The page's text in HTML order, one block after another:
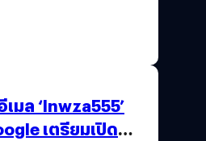
มล ‘lnwza555’
เตรียมเปิด